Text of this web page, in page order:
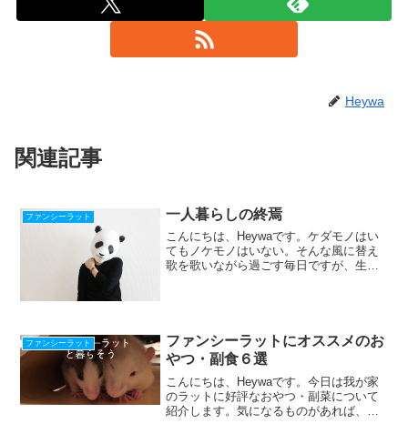
Heywa
関連記事
ファンシーラット 一人暮らしの終焉
こんにちは、Heywaです。ケダモノはい
てもノケモノはいない。そんな風に替え
歌を歌いながら過ごす毎日ですが、生活
ファンシーラット
ファンシーラットにオススメのお
やつ・副食６選
こんにちは、Heywaです。今日は我が家
のラットに好評なおやつ・副菜について
紹介します。気になるものがあれば、ぜ